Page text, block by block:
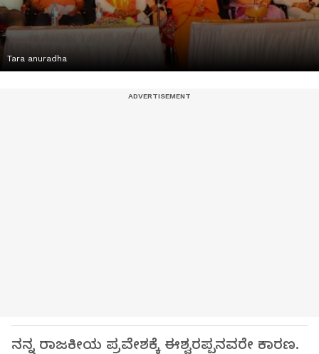
Tara anuradha
ನನ್ನ ರಾಜಕೀಯ ಪ್ರವೇಶಕ್ಕೆ ಈಶ್ವರಪ್ಪನವರೇ ಕಾರಣ.